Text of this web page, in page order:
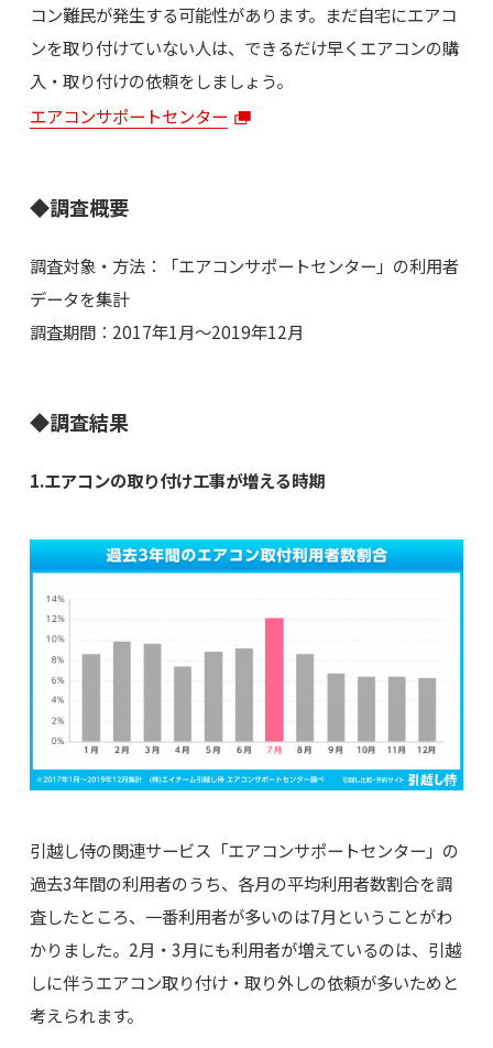
コン難民が発生する可能性があります。まだ自宅にエアコ
ンを取り付けていない人は、できるだけ早くエアコンの購
入・取り付けの依頼をしましょう。
エアコンサポートセンター
◆調査概要
調査対象・方法：「エアコンサポートセンター」の利用者
データを集計
調査期間：2017年1月～2019年12月
◆調査結果
1.エアコンの取り付け工事が増える時期
引越し侍の関連サービス「エアコンサポートセンター」の
過去3年間の利用者のうち、各月の平均利用者数割合を調
査したところ、一番利用者が多いのは7月ということがわ
かりました。2月・3月にも利用者が増えているのは、引越
しに伴うエアコン取り付け・取り外しの依頼が多いためと
考えられます。